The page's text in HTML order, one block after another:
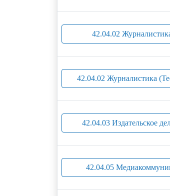
42.04.02
42.04.02 Журналистика
42.04.03 Издательское
42.04.05